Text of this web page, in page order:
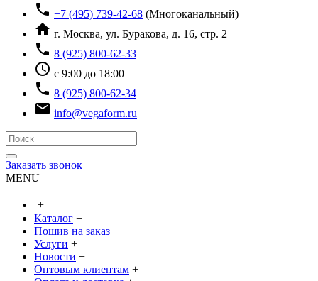
phone +7 (495) 739-42-68 (Многоканальный)
home г. Москва, ул. Буракова, д. 16, стр. 2
phone 8 (925) 800-62-33
access_time с 9:00 до 18:00
phone 8 (925) 800-62-34
email info@vegaform.ru
Заказать звонок
MENU
+
Каталог +
Пошив на заказ +
Услуги +
Новости +
Оптовым клиентам +